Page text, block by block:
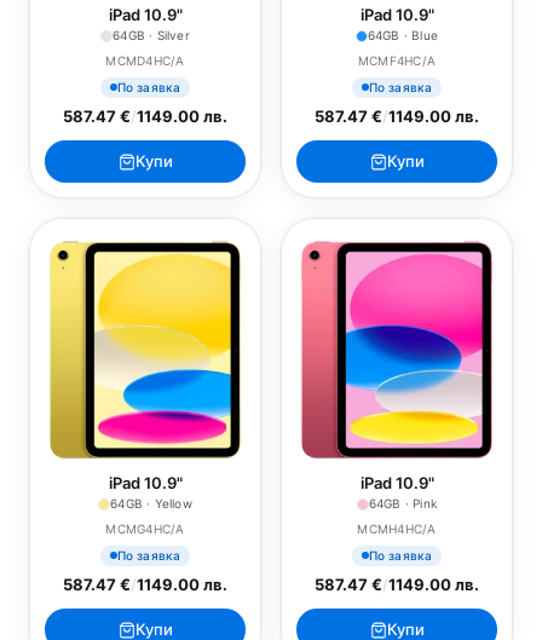
iPad 10.9"
64GB · Silver
MCMD4HC/A
По заявка
587.47 €/1149.00 лв.
Купи
iPad 10.9"
64GB · Blue
MCMF4HC/A
По заявка
587.47 €/1149.00 лв.
Купи
iPad 10.9"
64GB · Yellow
MCMG4HC/A
По заявка
587.47 €/1149.00 лв.
Купи
iPad 10.9"
64GB · Pink
MCMH4HC/A
По заявка
587.47 €/1149.00 лв.
Купи